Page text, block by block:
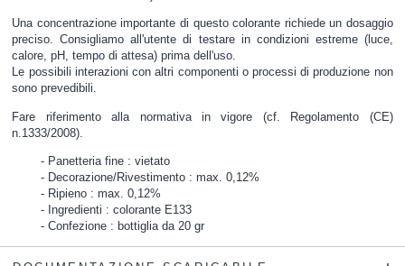
Una concentrazione importante di questo colorante richiede un dosaggio
preciso. Consigliamo all'utente di testare in condizioni estreme (luce,
calore, pH, tempo di attesa) prima dell'uso.
Le possibili interazioni con altri componenti o processi di produzione non
sono prevedibili.
Fare riferimento alla normativa in vigore (cf. Regolamento (CE)
n.1333/2008).
Panetteria fine : vietato
Decorazione/Rivestimento : max. 0,12%
Ripieno : max. 0,12%
Ingredienti : colorante E133
Confezione : bottiglia da 20 gr